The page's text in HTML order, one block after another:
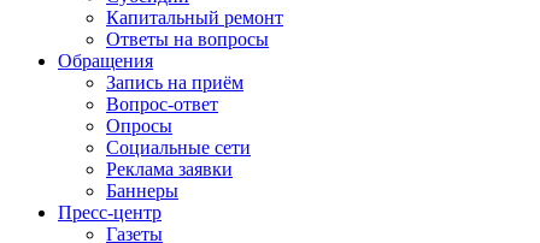
Капитальный ремонт
Ответы на вопросы
Обращения
Запись на приём
Вопрос-ответ
Опросы
Социальные сети
Реклама заявки
Баннеры
Пресс-центр
Газеты